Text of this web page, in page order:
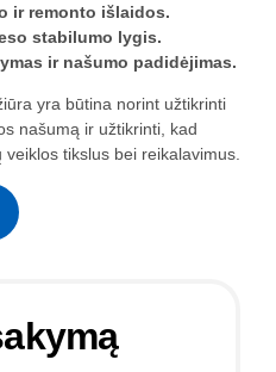
ir remonto išlaidos.
stabilumo lygis.
ir našumo padidėjimas.
yra būtina norint užtikrinti
našumą ir užtikrinti, kad
tikslus bei reikalavimus.